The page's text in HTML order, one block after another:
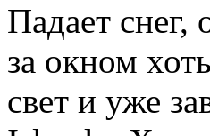
Падает
за окном
свет и уже